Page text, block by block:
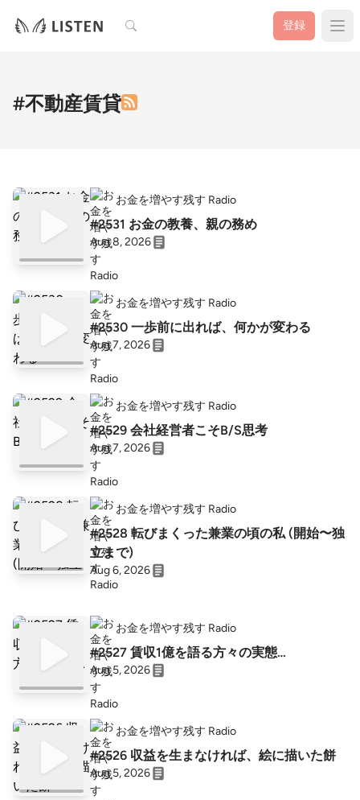
検索 登録
#不動産賃貸
お金を増やす残す Radio
#2531 お金の教養、親の務め
Aug 8, 2026
お金を増やす残す Radio
#2530 一歩前に出れば、何かが変わる
Aug 7, 2026
お金を増やす残す Radio
#2529 会社経営者こそB/S思考
Aug 7, 2026
お金を増やす残す Radio
#2528 転びまくった兼業の頃の私 (開始〜独
立まで)
Aug 6, 2026
お金を増やす残す Radio
#2527 賃収1億を語る方々の実態…
Aug 5, 2026
お金を増やす残す Radio
#2526 収益を生まなければ、絵に描いた餅
Aug 5, 2026